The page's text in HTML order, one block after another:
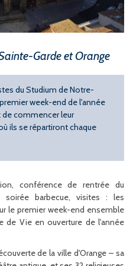
Garde et Orange
du Studium de Notre-
week-end de l'année
commencer leur
ils se répartiront chaque
conférence de rentrée du
soirée barbecue, visites : les
le premier week-end ensemble
de Vie en ouverture de l'année
de la ville d'Orange – sa